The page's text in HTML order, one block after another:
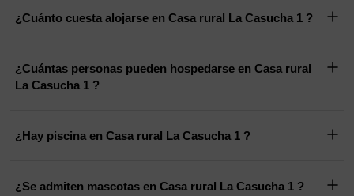
¿Cuánto cuesta alojarse en Casa rural La Casucha 1 ?
¿Cuántas personas pueden hospedarse en Casa rural
La Casucha 1 ?
¿Hay piscina en Casa rural La Casucha 1 ?
¿Se admiten mascotas en Casa rural La Casucha 1 ?